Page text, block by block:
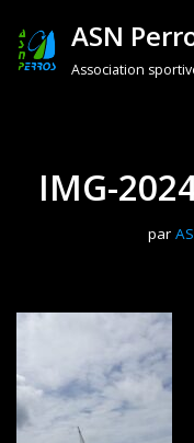
Aller
ASN
Association
IMG-
par